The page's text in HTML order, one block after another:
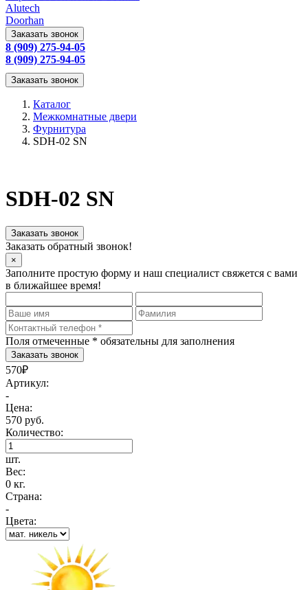
Alutech
Doorhan
Заказать звонок
8 (909) 275-94-05
8 (909) 275-94-05
Заказать звонок
Каталог
Межкомнатные двери
Фурнитура
SDH-02 SN
SDH-02 SN
Заказать звонок
Заказать обратный звонок!
×
Заполните простую форму и наш специалист свяжется с вами
в ближайшее время!
Поля отмеченные * обязательны для заполнения
570₽
Артикул:
-
Цена:
570 руб.
Количество:
шт.
Вес:
0 кг.
Страна:
-
Цвета: